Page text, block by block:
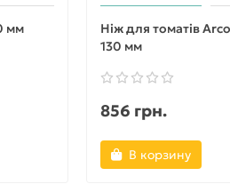
мм
Ніж для томатів
130 мм
856 грн.
В корзину